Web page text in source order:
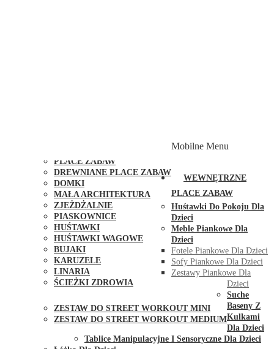
PLACE ZABAW
DREWNIANE PLACE ZABAW
DOMKI
MAŁA ARCHITEKTURA
ZJEŻDŻALNIE
PIASKOWNICE
HUŚTAWKI
HUŚTAWKI WAGOWE
BUJAKI
KARUZELE
LINARIA
ŚCIEŻKI ZDROWIA
ZESTAW DO STREET WORKOUT MINI
ZESTAW DO STREET WORKOUT MEDIUM
Mobilne Menu
WEWNĘTRZNE
PLACE ZABAW
Huśtawki Do Pokoju Dla
Dzieci
Meble Piankowe Dla
Dzieci
Fotele Piankowe Dla Dzieci
Sofy Piankowe Dla Dzieci
Zestawy Piankowe Dla
Dzieci
Suche
Baseny Z
Kulkami
Dla Dzieci
Tablice Manipulacyjne I Sensoryczne Dla Dzieci